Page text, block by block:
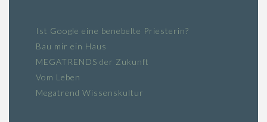
Ist Google eine benebelte Priesterin?
Bau mir ein Haus
MEGATRENDS der Zukunft
Vom Leben
Megatrend Wissenskultur